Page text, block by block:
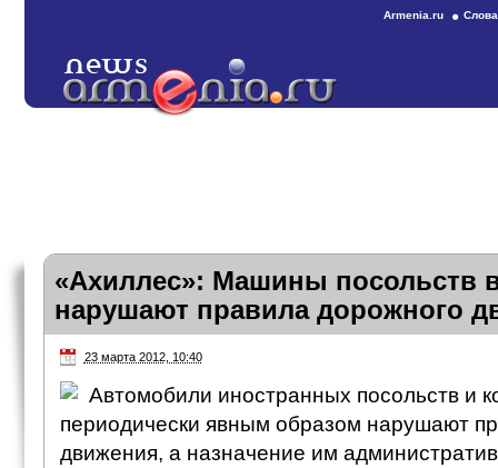
Armenia.ru
«Ахиллес»: Машины посольств
нарушают правила дорожного
23 марта 2012, 10:40
Автомобили иностранных посольств и
периодически явным образом нарушают
движения, а назначение им